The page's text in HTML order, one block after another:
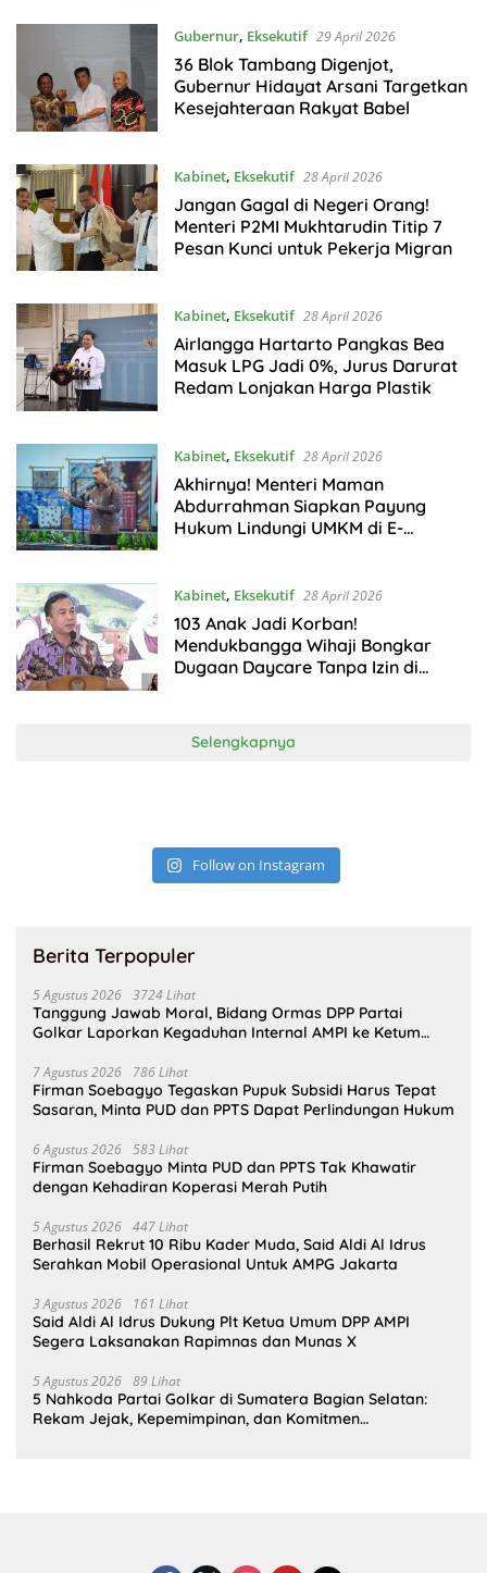
Gubernur, Eksekutif 29 April 2026
36 Blok Tambang Digenjot,
Gubernur Hidayat Arsani Targetkan
Kesejahteraan Rakyat Babel
Kabinet, Eksekutif 28 April 2026
Jangan Gagal di Negeri Orang!
Menteri P2MI Mukhtarudin Titip 7
Pesan Kunci untuk Pekerja Migran
Kabinet, Eksekutif 28 April 2026
Airlangga Hartarto Pangkas Bea
Masuk LPG Jadi 0%, Jurus Darurat
Redam Lonjakan Harga Plastik
Kabinet, Eksekutif 28 April 2026
Akhirnya! Menteri Maman
Abdurrahman Siapkan Payung
Hukum Lindungi UMKM di E-
Kabinet, Eksekutif 28 April 2026
103 Anak Jadi Korban!
Mendukbangga Wihaji Bongkar
Dugaan Daycare Tanpa Izin di
Selengkapnya
Follow on Instagram
Berita Terpopuler
5 Agustus 2026 3724 Lihat
Tanggung Jawab Moral, Bidang Ormas DPP Partai
Golkar Laporkan Kegaduhan Internal AMPI ke Ketum
7 Agustus 2026 786 Lihat
Firman Soebagyo Tegaskan Pupuk Subsidi Harus Tepat
Sasaran, Minta PUD dan PPTS Dapat Perlindungan Hukum
6 Agustus 2026 583 Lihat
Firman Soebagyo Minta PUD dan PPTS Tak Khawatir
dengan Kehadiran Koperasi Merah Putih
5 Agustus 2026 447 Lihat
Berhasil Rekrut 10 Ribu Kader Muda, Said Aldi Al Idrus
Serahkan Mobil Operasional Untuk AMPG Jakarta
3 Agustus 2026 161 Lihat
Said Aldi Al Idrus Dukung Plt Ketua Umum DPP AMPI
Segera Laksanakan Rapimnas dan Munas X
5 Agustus 2026 89 Lihat
5 Nahkoda Partai Golkar di Sumatera Bagian Selatan:
Rekam Jejak, Kepemimpinan, dan Komitmen